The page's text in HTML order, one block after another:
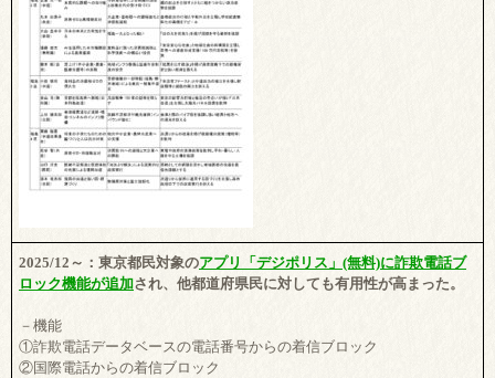
2025/12～：東京都民対象のアプリ「デジポリス」(無料)に詐欺電話ブ
ロック機能が追加され、他都道府県民に対しても有用性が高まった。
－機能
①詐欺電話データベースの電話番号からの着信ブロック
②国際電話からの着信ブロック